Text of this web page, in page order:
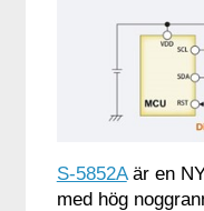
S-5852Aär en
med hög